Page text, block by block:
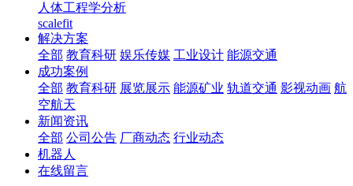
人体工程学分析
scalefit
解决方案
全部 教育科研 娱乐传媒 工业设计 能源交通
成功案例
全部 教育科研 展览展示 能源矿业 轨道交通 影视动画 航
空航天
新闻资讯
全部 公司公告 厂商动态 行业动态
机器人
在线留言